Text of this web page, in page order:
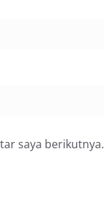
saya berikutnya.